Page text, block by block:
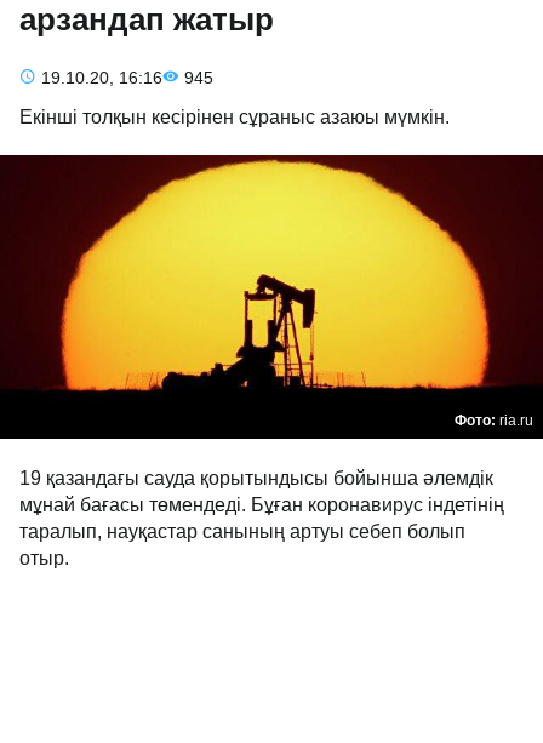
арзандап жатыр
19.10.20, 16:16 945
Екінші толқын кесірінен сұраныс азаюы мүмкін.
Фото: ria.ru
19 қазандағы сауда қорытындысы бойынша әлемдік
мұнай бағасы төмендеді. Бұған коронавирус індетінің
таралып, науқастар санының артуы себеп болып
отыр.